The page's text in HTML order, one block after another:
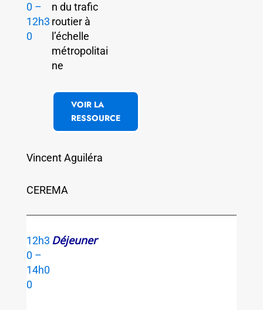
0 –
12h3
0
n du trafic
routier à
l’échelle
métropolitai
ne
VOIR LA
RESSOURCE
Vincent Aguiléra
CEREMA
12h3
0 –
14h0
0
Déjeuner